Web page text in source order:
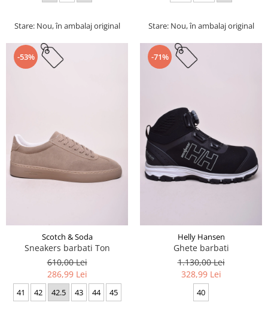
Stare: Nou, în ambalaj original Stare: Nou, în ambalaj original
-53%
Scotch & Soda
Sneakers barbati Ton
610,00 Lei
286,99 Lei
41 42 42.5 43 44 45
-71%
Helly Hansen
Ghete barbati
1.130,00 Lei
328,99 Lei
40